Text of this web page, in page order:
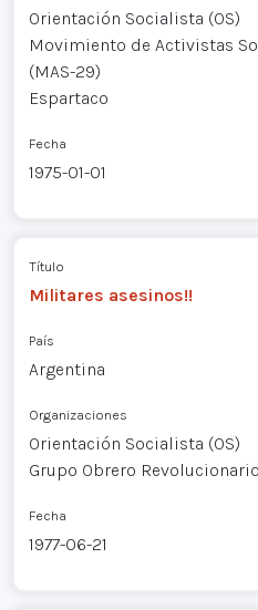
Orientación Socialista (OS)
Movimiento de Activistas
(MAS-29)
Espartaco
Fecha
1975-01-01
Título
Militares asesinos!!
País
Argentina
Organizaciones
Orientación Socialista (OS)
Grupo Obrero Revolucionario
Fecha
1977-06-21